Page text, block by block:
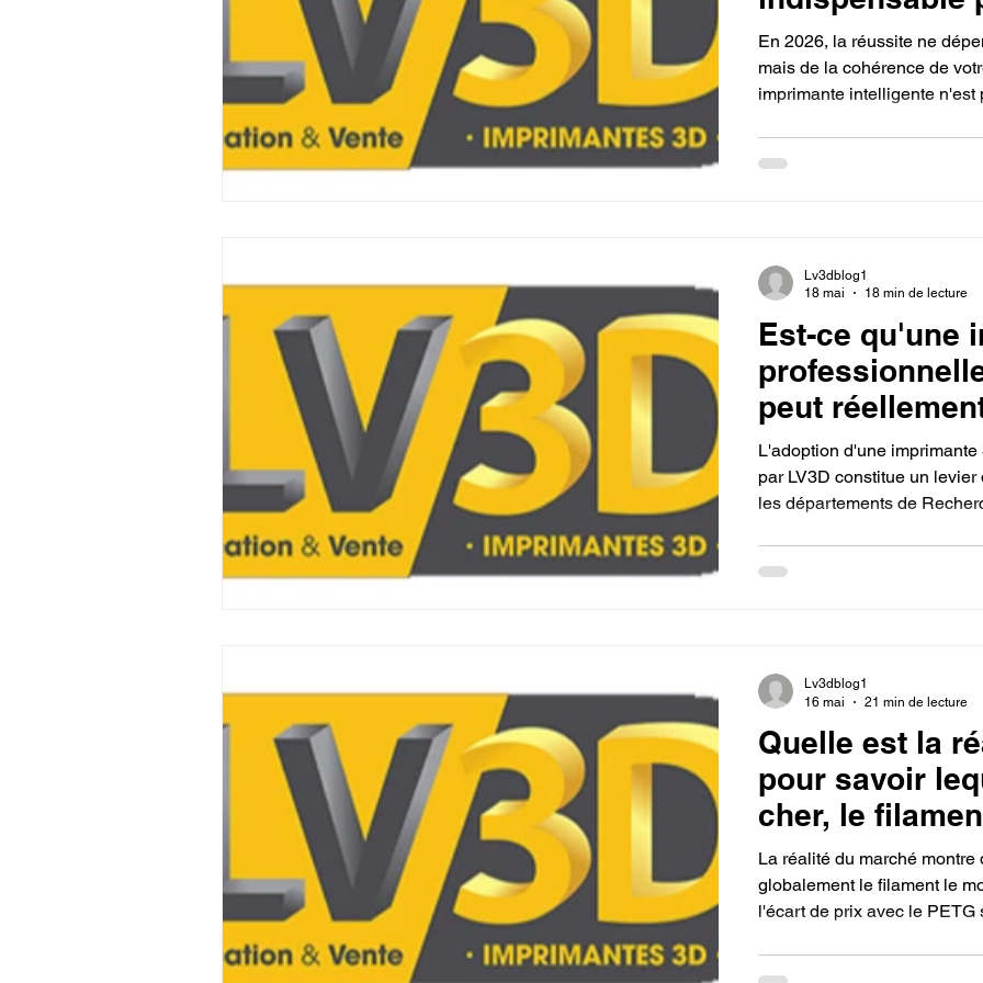
avec quelle
imprimante
sans réglages
En 2026, la réussite ne
mais de la cohérence de
imprimante intelligente n'est
impressions dès le premier
Est-ce qu'une
peut
R&D de votre
L'adoption d'une
par LV3D constitue un
les départements de
Lv3dblog1
18 mai
18 min de lecture
Quelle est la
pour savoir
cher, le
PETG ?
La réalité du marché
globalement le filament le
l'écart de prix avec le
Lv3dblog1
16 mai
21 min de lecture